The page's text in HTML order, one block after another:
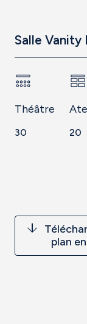
Salle Vanity
Théâtre
30 20
plan